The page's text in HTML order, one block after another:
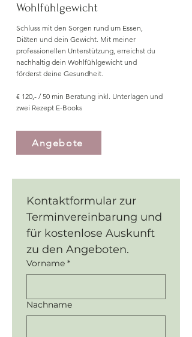
Wohlfühlgewicht
Schluss mit den Sorgen rund um Essen,
Diäten und dein Gewicht. Mit meiner
professionellen Unterstützung, erreichst du
nachhaltig dein Wohlfühlgewicht und
förderst deine Gesundheit.
€ 120,- / 50 min Beratung inkl. Unterlagen und
zwei Rezept E-Books
Angebote
Kontaktformular zur
Terminvereinbarung und
für kostenlose Auskunft
zu den Angeboten.
Vorname *
Nachname